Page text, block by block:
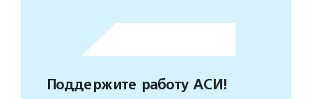
Поддержите работу АСИ!